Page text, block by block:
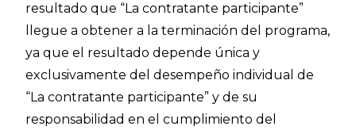
resultado que “La contratante participante”
llegue a obtener a la terminación del programa,
ya que el resultado depende única y
exclusivamente del desempeño individual de
“La contratante participante” y de su
responsabilidad en el cumplimiento del